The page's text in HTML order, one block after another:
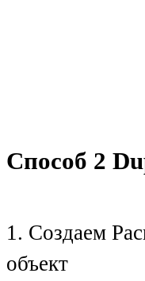
Способ 2
1. Создаем
объект